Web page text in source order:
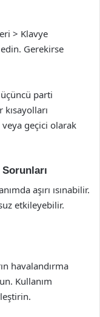
> Klavye
Gerekirse
parti
kısayolları
geçici olarak
aşırı ısınabilir.
etkileyebilir.
havalandırma
Kullanım